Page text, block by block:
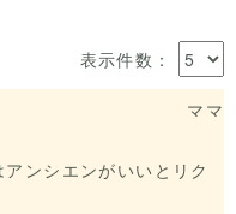
表示件数：
ママ
ンシエンがいいとリク